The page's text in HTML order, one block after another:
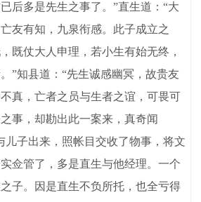
后多是先生之事了。”直生道：“大
友有知，九泉衔感。此子成立之
既仗大人申理，若小生有始无终，
”知县道：“先生诚感幽冥，故贵友
真，亡者之员与生者之谊，可畏可
事，却勘出此一案来，真奇闻
儿子出来，照帐目交收了物事，将文
佥管了，多是直生与他经理。一个
子。因是直生不负所托，也全亏得